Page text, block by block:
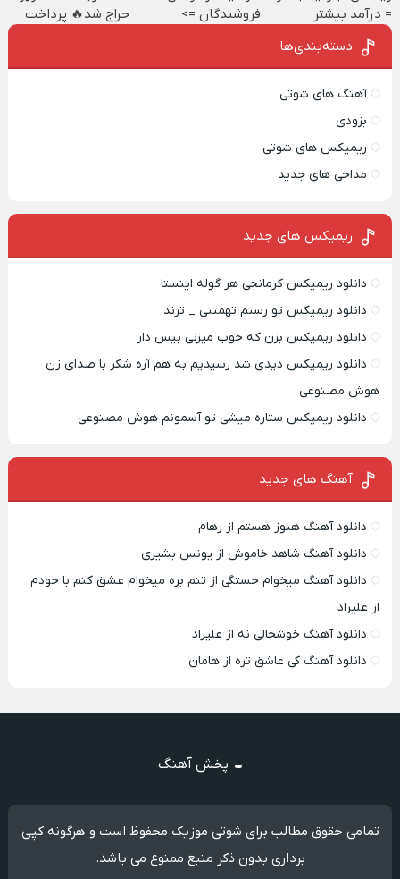
= درآمد بیشتر
فروشندگان =>
حراج شد🔥 پرداخت
دسته‌بندی‌ها
آهنگ های شوتی
بزودی
ریمیکس های شوتی
مداحی های جدید
ریمیکس‌ های جدید
دانلود ریمیکس کرمانجی هر گوله اینستا
دانلود ریمیکس تو رستم تهمتنی _ ترند
دانلود ریمیکس بزن که خوب میزنی بیس دار
دانلود ریمیکس دیدی شد رسیدیم به هم آره شکر با صدای زن
هوش مصنوعی
دانلود ریمیکس ستاره میشی تو آسمونم هوش مصنوعی
آهنگ های جدید
دانلود آهنگ هنوز هستم از رهام
دانلود آهنگ شاهد خاموش از یونس بشیری
دانلود آهنگ میخوام خستگی از تنم بره میخوام عشق کنم با خودم
از علیراد
دانلود آهنگ خوشحالی نه از علیراد
دانلود آهنگ کی عاشق تره از هامان
پخش آهنگ
تمامی حقوق مطالب برای شوتی موزیک محفوظ است و هرگونه کپی
برداری بدون ذکر منبع ممنوع می باشد.